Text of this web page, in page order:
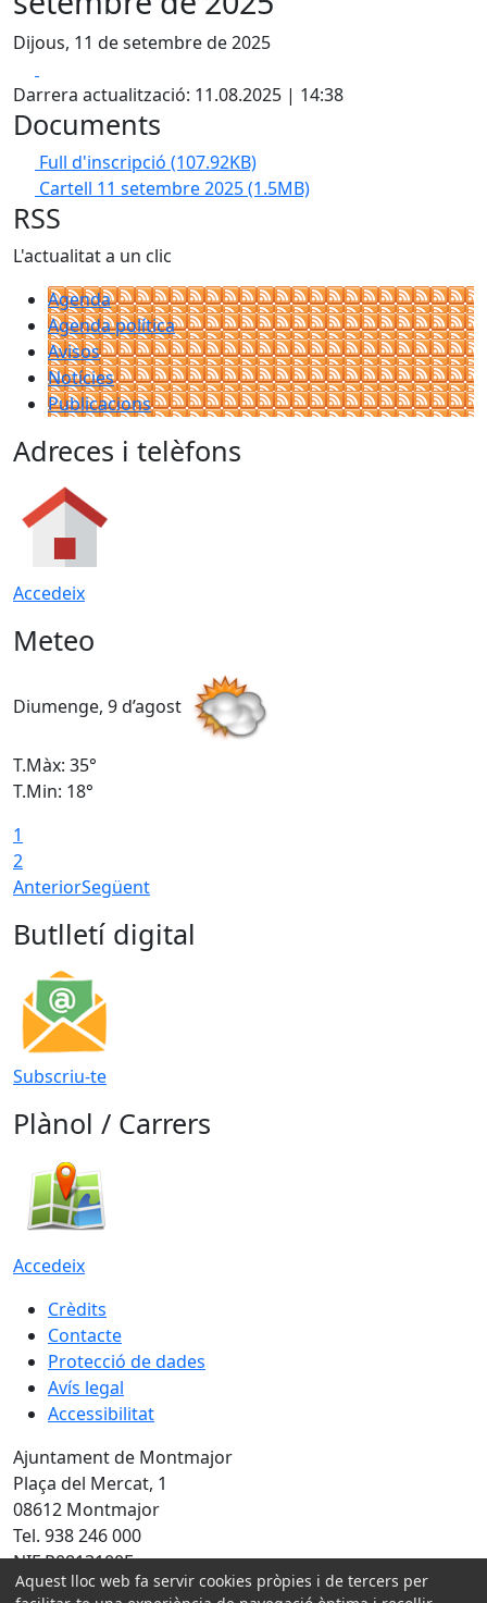
Dijous, 11 de setembre de 2025
Darrera actualització: 11.08.2025 | 14:38
Documents
Full d'inscripció (107.92KB)
Cartell 11 setembre 2025(1.5MB)
RSS
L'actualitat a un clic
Agenda
Agenda política
Avisos
Notícies
Publicacions
Adreces i telèfons
Accedeix
Meteo
Diumenge, 9 d’agost
T.Màx: 35°
T.Min: 18°
1
2
AnteriorSegüent
Butlletí digital
Subscriu-te
Plànol / Carrers
Accedeix
Crèdits
Contacte
Protecció de dades
Avís legal
Accessibilitat
Ajuntament de Montmajor
Plaça del Mercat, 1
08612 Montmajor
Tel. 938 246 000
NIF P0813100E
Aquest lloc web fa servir cookies pròpies i de tercers per